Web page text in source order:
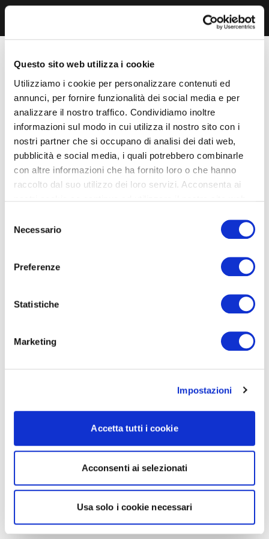
Questo sito web utilizza i cookie
Utilizziamo i cookie per personalizzare contenuti ed
annunci, per fornire funzionalità dei social media e per
analizzare il nostro traffico. Condividiamo inoltre
informazioni sul modo in cui utilizza il nostro sito con i
nostri partner che si occupano di analisi dei dati web,
pubblicità e social media, i quali potrebbero combinarle
con altre informazioni che ha fornito loro o che hanno
raccolto dal suo utilizzo dei loro servizi. Acconsenta ai
delNecessario
Preferenze
Statistiche
Marketing
Impostazioni
Accetta tutti i cookie
Acconsenti ai selezionati
Usa solo i cookie necessari